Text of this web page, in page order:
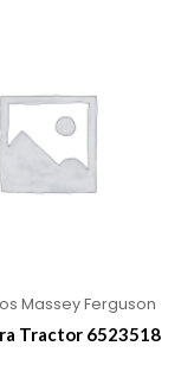
Massey Ferguson
Tractor 6523518